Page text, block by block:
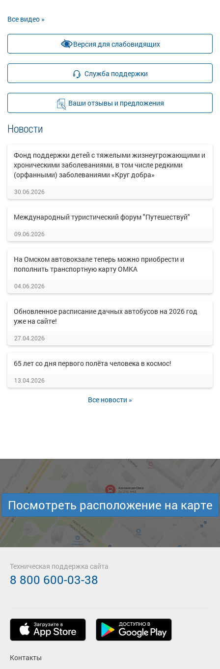
Все видео »
Версия для слабовидящих
Служба поддержки
Ваши отзывы и предложения
Новости
Фонд поддержки детей с тяжелыми жизнеугрожающими и
хроническими заболеваниями, в том числе редкими
(орфанными) заболеваниями «Круг добра»
30.06.2026
Международный туристический форум "Путешествуй"
09.06.2026
На Омском автовокзале теперь можно приобрести и
пополнить транспортную карту ОМКА
04.06.2026
Обновленное расписание дачных автобусов на 2026 год
уже на сайте!
27.04.2026
65 лет со дня первого полёта человека в космос!
13.04.2026
Все новости »
Посмотреть расположение на карте
Контакты
Техническая поддержка сайта
8 800 600-03-38